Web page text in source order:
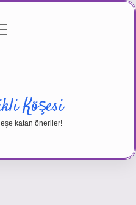
Köşesi
katan öneriler!